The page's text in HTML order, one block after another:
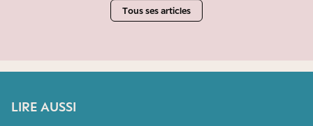
Tous ses articles
LIRE AUSSI